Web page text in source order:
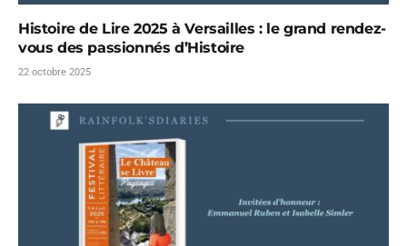
Histoire de Lire 2025 à Versailles : le grand rendez-
vous des passionnés d’Histoire
22 octobre 2025